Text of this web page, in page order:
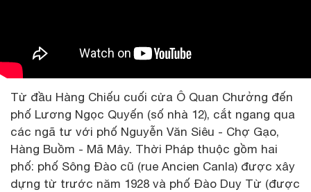
Từ đầu Hàng Chiếu cuối cửa Ô Quan Chưởng đến
phố Lương Ngọc Quyến (số nhà 12), cắt ngang qua
các ngã tư với phố Nguyễn Văn Siêu - Chợ Gạo,
Hàng Buồm - Mã Mây. Thời Pháp thuộc gồm hai
phố: phố Sông Đào cũ (rue Ancien Canla) được xây
dựng từ trước năm 1928 và phố Đào Duy Từ (được